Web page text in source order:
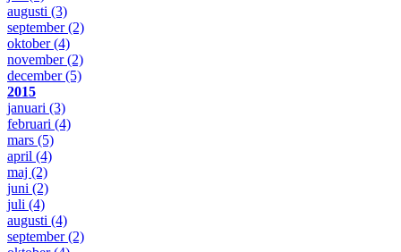
augusti (3)
september(2)
oktober(4)
november(2)
december(5)
2015
januari (3)
februari (4)
mars (5)
april (4)
maj (2)
juni (2)
juli (4)
augusti (4)
september(2)